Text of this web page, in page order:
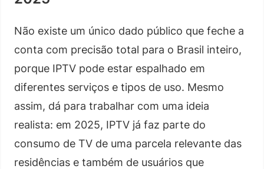
Não existe um único dado público que feche a
conta com precisão total para o Brasil inteiro,
porque IPTV pode estar espalhado em
diferentes serviços e tipos de uso. Mesmo
assim, dá para trabalhar com uma ideia
realista: em 2025, IPTV já faz parte do
consumo de TV de uma parcela relevante das
residências e também de usuários que